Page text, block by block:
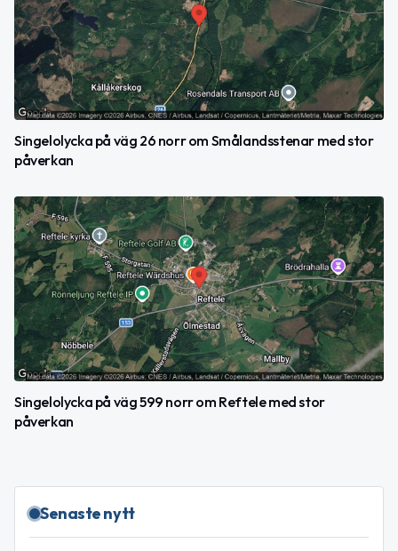
Singelolycka på väg 26 norr om Smålandsstenar med stor
påverkan
Singelolycka på väg 599 norr om Reftele med stor
påverkan
Senaste nytt